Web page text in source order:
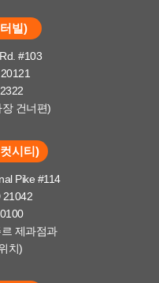
빌)
#103
건너편)
시티)
Pike #114
21042
제과점과
치)